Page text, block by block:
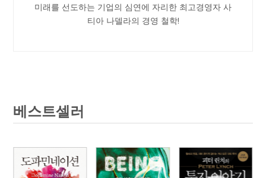
미래를 선도하는 기업의 심연에 자리한 최고경영자 사
티아 나델라의 경영 철학!
베스트셀러